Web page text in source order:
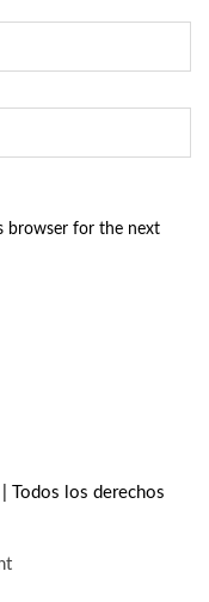
browser for the next
Todos los derechos